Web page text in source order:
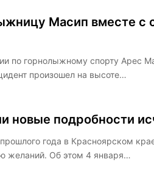
Масип вместе с
по горнолыжному спорту Арес
произошел на высоте…
новые подробности
года в Красноярском
желаний. Об этом 4 января…